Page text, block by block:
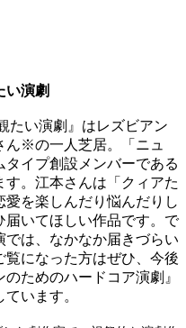
い演劇
たい演劇』はレズビアン
ん※の一人芝居。「ニュ
イプ創設メンバーである
。江本さんは「クィアた
を楽しんだり悩んだりし
届いてほしい作品です。で
では、なかなか届きづらい
覧になった方はぜひ、今後
ためのハードコア演劇』
います。